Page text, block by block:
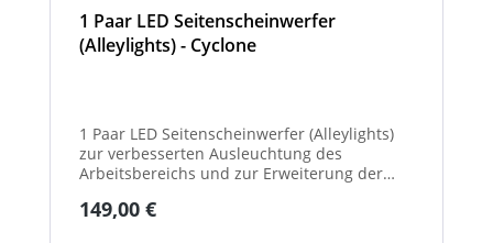
1 Paar LED Seitenscheinwerfer
(Alleylights) - Cyclone
1 Paar LED Seitenscheinwerfer (Alleylights)
zur verbesserten Ausleuchtung des
Arbeitsbereichs und zur Erweiterung der
Regulärer Preis:
149,00 €